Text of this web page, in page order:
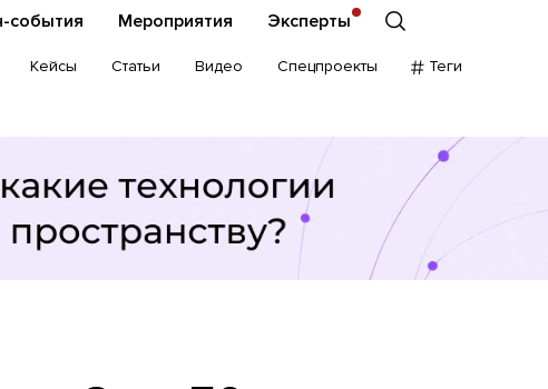
события Мероприятия Эксперты
Кейсы Статьи Видео Спецпроекты Теги